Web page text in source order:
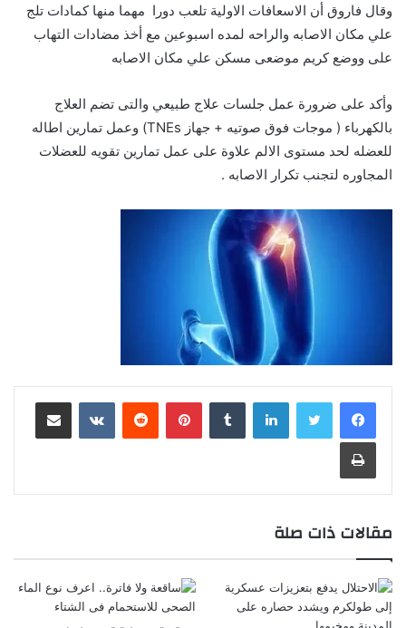
وقال فاروق أن الاسعافات الاولية تلعب دورا مهما منها كمادات تلج
علي مكان الاصابه والراحه لمده اسبوعين مع أخذ مضادات التهاب
على ووضع كريم موضعى مسكن علي مكان الاصابه
وأكد على ضرورة عمل جلسات علاج طبيعي والتى تضم العلاج
بالكهرباء ( موجات فوق صوتيه + جهاز TNEs) وعمل تمارين اطاله
للعضله لحد مستوى الالم علاوة على عمل تمارين تقويه للعضلات
المجاوره لتجنب تكرار الاصابه .
لينكدإن بينتيريست
مقالات ذات صلة